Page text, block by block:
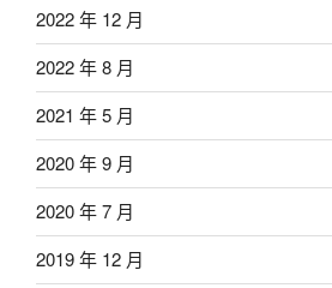
2022 年 12 月
2022 年 8 月
2021 年 5 月
2020 年 9 月
2020 年 7 月
2019 年 12 月